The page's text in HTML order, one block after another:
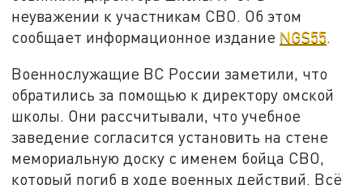
неуважении к участникам СВО. Об этом
сообщает информационное издание NGS55.
Военнослужащие ВС России заметили, что
обратились за помощью к директору омской
школы. Они рассчитывали, что учебное
заведение согласится установить на стене
мемориальную доску с именем бойца СВО,
который погиб в ходе военных действий. Всё